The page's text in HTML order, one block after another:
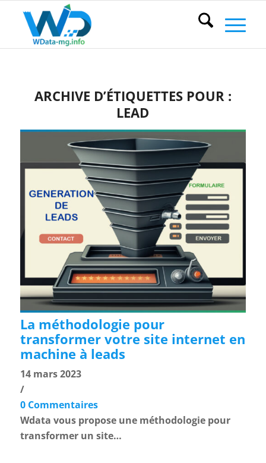
ARCHIVE D’ÉTIQUETTES POUR :
LEAD
La méthodologie pour
transformer votre site internet en
machine à leads
14 mars 2023
/
0 Commentaires
Wdata vous propose une méthodologie pour
transformer un site…